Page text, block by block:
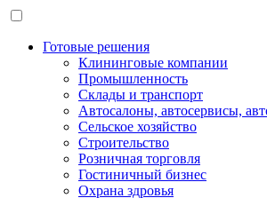
Готовые решения
Клининговые компании
Промышленность
Склады и транспорт
Автосалоны, автосервисы,
Сельское хозяйство
Строительство
Розничная торговля
Гостиничный бизнес
Охрана здровья